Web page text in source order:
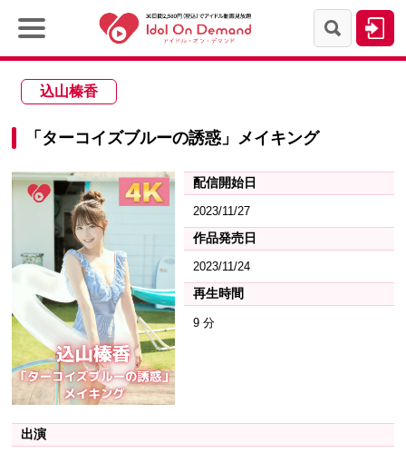
込山榛香
「ターコイズブルーの誘惑」メイキング
配信開始日
2023/11/27
作品発売日
2023/11/24
再生時間
9 分
出演